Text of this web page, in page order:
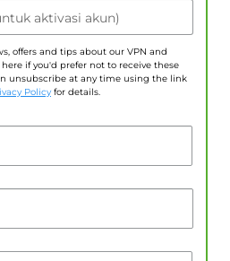
aktivasi akun)
offers and tips about our VPN and
if you'd prefer not to receive these
unsubscribe at any time using the link
Policy for details.